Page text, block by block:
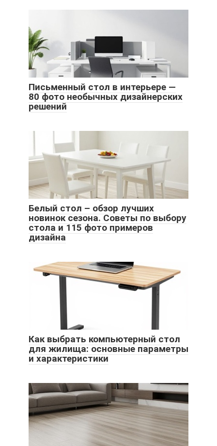
Письменный стол в интерьере —
80 фото необычных дизайнерских
решений
Белый стол – обзор лучших
новинок сезона. Советы по выбору
стола и 115 фото примеров
дизайна
Как выбрать компьютерный стол
для жилища: основные параметры
и характеристики